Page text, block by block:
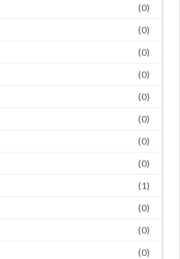
(0)
(0)
(0)
(0)
(0)
(0)
(0)
(0)
(1)
(0)
(0)
(0)